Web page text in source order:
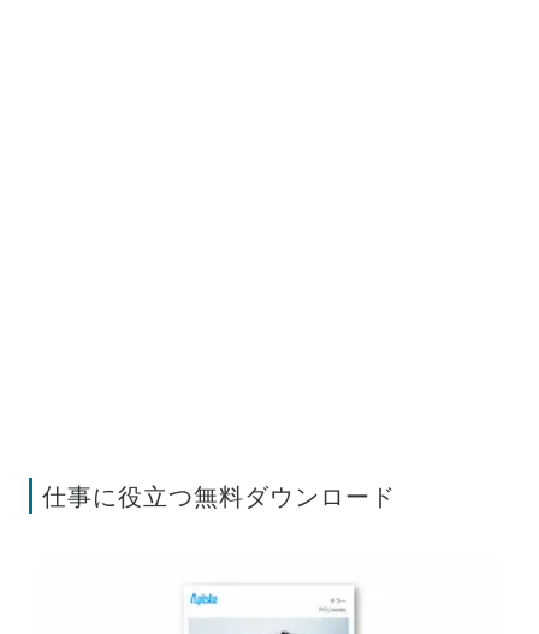
仕事に役立つ無料ダウンロード